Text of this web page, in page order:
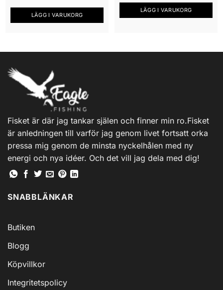
LÄGG I VARUKORG
LÄGG I VARUKORG
Fisket är där jag tankar själen och finner min ro.Fisket
är anledningen till varför jag genom livet fortsatt orka
pressa mig genom de minsta nyckelhålen med ny
energi och nya idéer. Och det vill jag dela med dig!
SNABBLÄNKAR
Butiken
Blogg
Köpvillkor
Integritetspolicy